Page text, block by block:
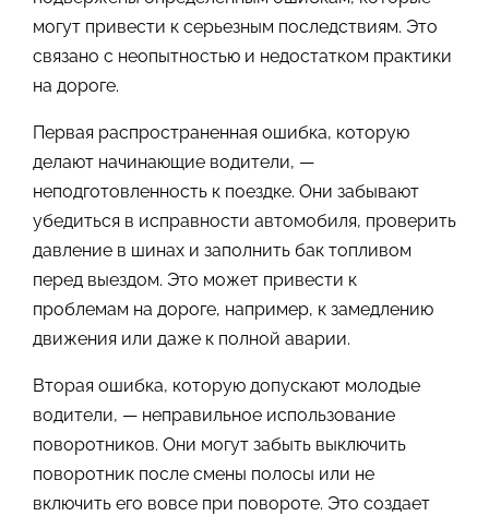
могут привести к серьезным последствиям. Это
связано с неопытностью и недостатком практики
на дороге.
Первая распространенная ошибка, которую
делают начинающие водители, —
неподготовленность к поездке. Они забывают
убедиться в исправности автомобиля, проверить
давление в шинах и заполнить бак топливом
перед выездом. Это может привести к
проблемам на дороге, например, к замедлению
движения или даже к полной аварии.
Вторая ошибка, которую допускают молодые
водители, — неправильное использование
поворотников. Они могут забыть выключить
поворотник после смены полосы или не
включить его вовсе при повороте. Это создает